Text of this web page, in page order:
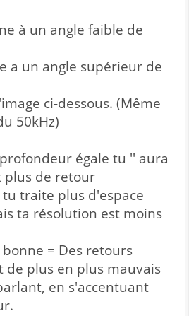
à un angle faible de
a un angle supérieur de
ci-dessous. (Même
50kHz)
égale tu '' aura
de retour
traite plus d'espace
ta résolution est moins
= Des retours
de plus en plus mauvais
en s'accentuant